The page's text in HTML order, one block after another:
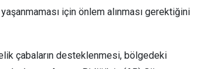
için önlem alınması gerektiğini
çabaların desteklenmesi, bölgedeki